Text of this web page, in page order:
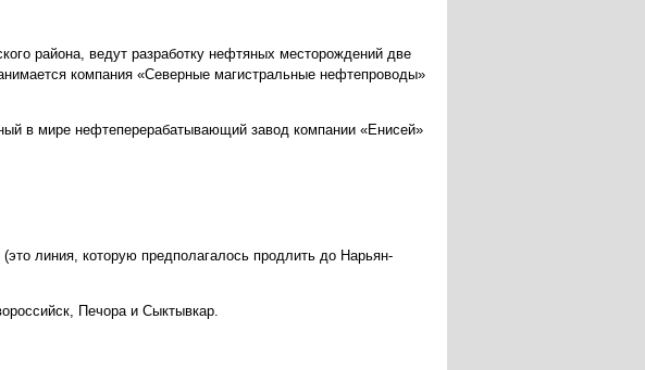
района, ведут разработку нефтяных месторождений две
компания «Северные магистральные нефтепроводы»
в мире нефтеперерабатывающий завод компании «Енисей»
линия, которую предполагалось продлить до Нарьян-
Печора и Сыктывкар.